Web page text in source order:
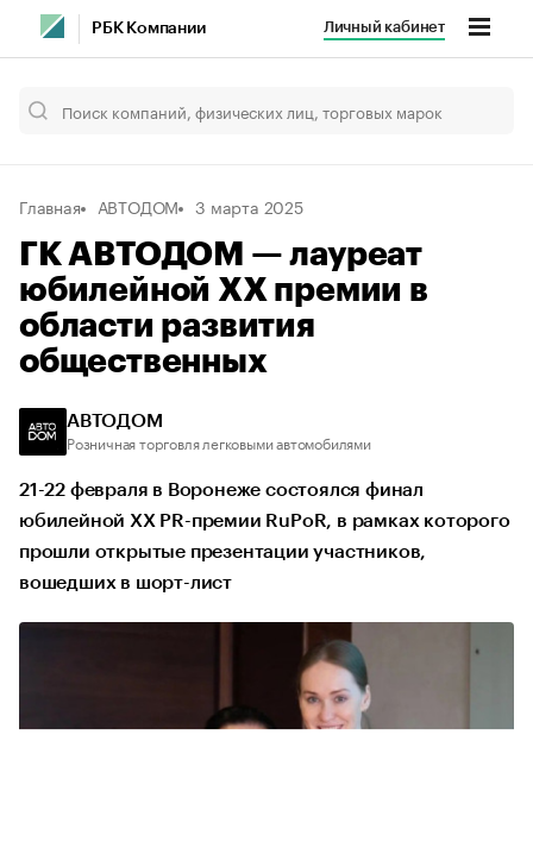
РБК Компании Личный кабинет
Главная АВТОДОМ 3 марта 2025
ГК АВТОДОМ — лауреат
юбилейной XX премии в
области развития
общественных
АВТОДОМ
Розничная торговля легковыми автомобилями
21-22 февраля в Воронеже состоялся финал
юбилейной XX PR-премии RuPoR, в рамках которого
прошли открытые презентации участников,
вошедших в шорт-лист